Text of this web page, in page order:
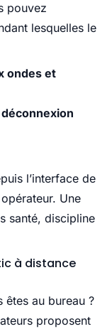
pouvez
lesquelles le
ondes et
l’interface de
Une
santé, discipline
à distance
au bureau ?
proposent